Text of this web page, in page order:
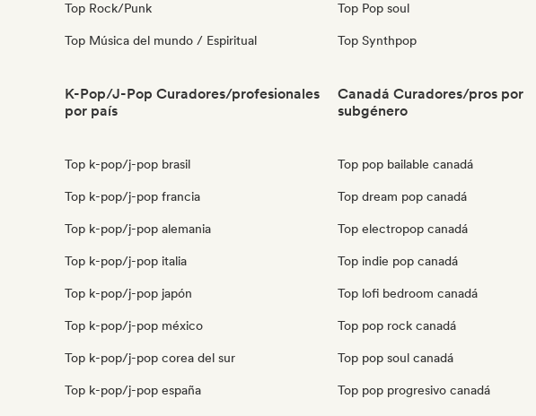
Top Rock/Punk
Top Música del mundo / Espiritual
Top Pop soul
Top Synthpop
K-Pop/J-Pop Curadores/profesionales
por país
Top k-pop/j-pop brasil
Top k-pop/j-pop francia
Top k-pop/j-pop alemania
Top k-pop/j-pop italia
Top k-pop/j-pop japón
Top k-pop/j-pop méxico
Top k-pop/j-pop corea del sur
Top k-pop/j-pop españa
Canadá Curadores/pros por
subgénero
Top pop bailable canadá
Top dream pop canadá
Top electropop canadá
Top indie pop canadá
Top lofi bedroom canadá
Top pop rock canadá
Top pop soul canadá
Top pop progresivo canadá